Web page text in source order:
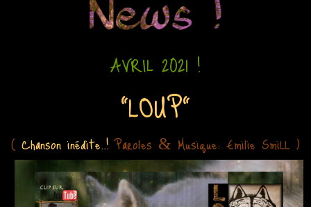
AVRIL 2021 !
"LOUP"
(Chanson inédite..!Paroles & Musique: Emilie SmiLL )